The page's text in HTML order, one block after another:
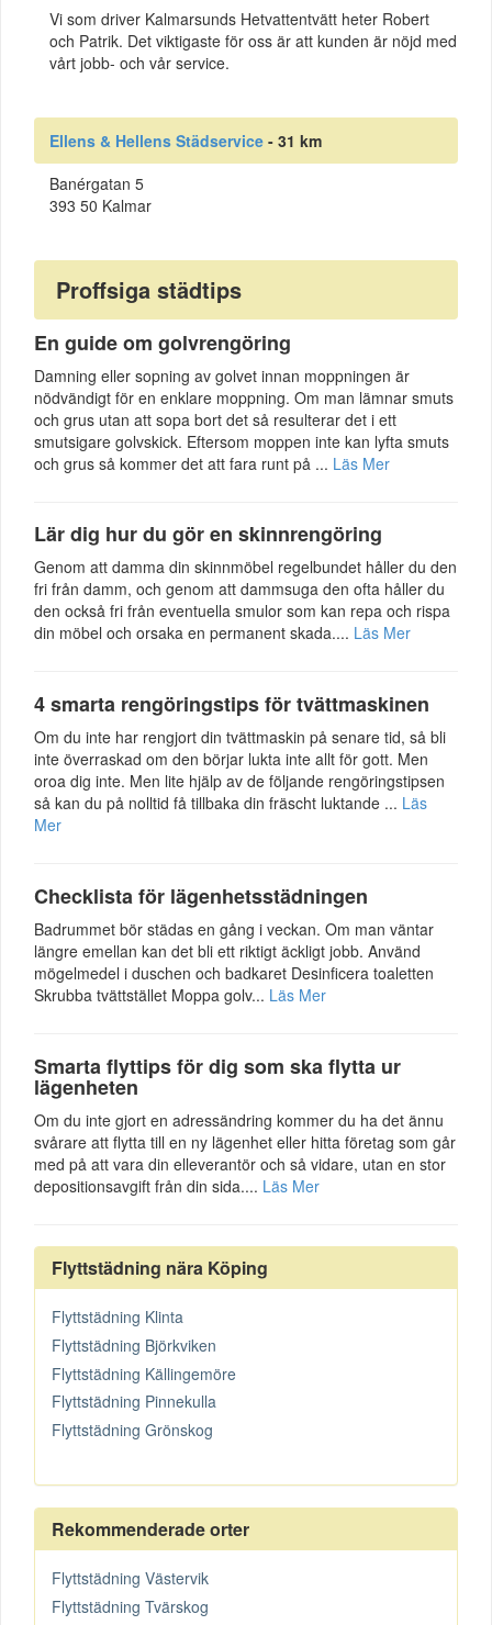
Vi som driver Kalmarsunds Hetvattentvätt heter Robert
och Patrik. Det viktigaste för oss är att kunden är nöjd med
vårt jobb- och vår service.
Ellens & Hellens Städservice - 31 km
Banérgatan 5
393 50 Kalmar
Proffsiga städtips
En guide om golvrengöring
Damning eller sopning av golvet innan moppningen är
nödvändigt för en enklare moppning. Om man lämnar smuts
och grus utan att sopa bort det så resulterar det i ett
smutsigare golvskick. Eftersom moppen inte kan lyfta smuts
och grus så kommer det att fara runt på ... Läs Mer
Lär dig hur du gör en skinnrengöring
Genom att damma din skinnmöbel regelbundet håller du den
fri från damm, och genom att dammsuga den ofta håller du
den också fri från eventuella smulor som kan repa och rispa
din möbel och orsaka en permanent skada.... Läs Mer
4 smarta rengöringstips för tvättmaskinen
Om du inte har rengjort din tvättmaskin på senare tid, så bli
inte överraskad om den börjar lukta inte allt för gott. Men
oroa dig inte. Men lite hjälp av de följande rengöringstipsen
så kan du på nolltid få tillbaka din fräscht luktande ... Läs
Mer
Checklista för lägenhetsstädningen
Badrummet bör städas en gång i veckan. Om man väntar
längre emellan kan det bli ett riktigt äckligt jobb. Använd
mögelmedel i duschen och badkaret Desinficera toaletten
Skrubba tvättstället Moppa golv... Läs Mer
Smarta flyttips för dig som ska flytta ur
lägenheten
Om du inte gjort en adressändring kommer du ha det ännu
svårare att flytta till en ny lägenhet eller hitta företag som går
med på att vara din elleverantör och så vidare, utan en stor
depositionsavgift från din sida.... Läs Mer
Flyttstädning nära Köping
Flyttstädning Klinta
Flyttstädning Björkviken
Flyttstädning Källingemöre
Flyttstädning Pinnekulla
Flyttstädning Grönskog
Rekommenderade orter
Flyttstädning Västervik
Flyttstädning Tvärskog